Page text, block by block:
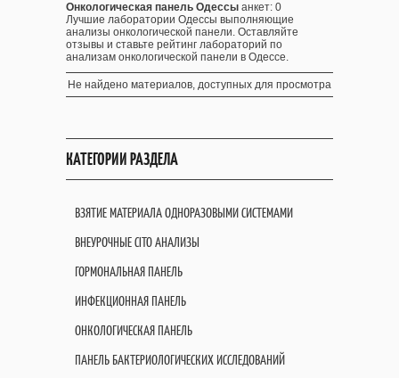
Онкологическая панель Одессы анкет: 0
Лучшие лаборатории Одессы выполняющие
анализы онкологической панели. Оставляйте
отзывы и ставьте рейтинг лабораторий по
анализам онкологической панели в Одессе.
Не найдено материалов, доступных для просмотра
КАТЕГОРИИ РАЗДЕЛА
ВЗЯТИЕ МАТЕРИАЛА ОДНОРАЗОВЫМИ СИСТЕМАМИ
ВНЕУРОЧНЫЕ CITO АНАЛИЗЫ
ГОРМОНАЛЬНАЯ ПАНЕЛЬ
ИНФЕКЦИОННАЯ ПАНЕЛЬ
ОНКОЛОГИЧЕСКАЯ ПАНЕЛЬ
ПАНЕЛЬ БАКТЕРИОЛОГИЧЕСКИХ ИССЛЕДОВАНИЙ